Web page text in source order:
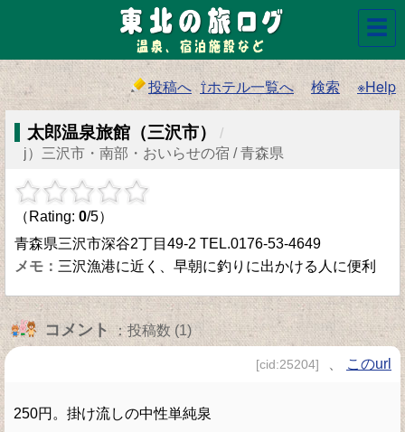
投稿へ ⇧ホテル一覧へ 検索 ※Help
太郎温泉旅館（三沢市）
/
j）三沢市・南部・おいらせの宿 / 青森県
（Rating: 0/5）
青森県三沢市深谷2丁目49-2 TEL.0176-53-4649
三沢漁港に近く、早朝に釣りに出かける人に便利
コメント：投稿数 (1)
[cid:25204] このurl
250円。掛け流しの中性単純泉
☰